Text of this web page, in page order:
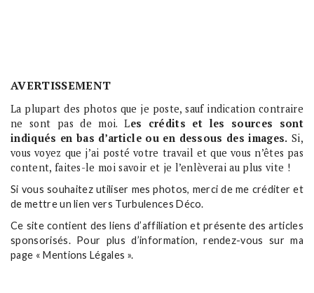
AVERTISSEMENT
La plupart des photos que je poste, sauf indication contraire
ne sont pas de moi. Les crédits et les sources sont
indiqués en bas d’article ou en dessous des images. Si,
vous voyez que j’ai posté votre travail et que vous n’êtes pas
content, faites-le moi savoir et je l’enlèverai au plus vite !
Si vous souhaitez utiliser mes photos, merci de me créditer et
de mettre un lien vers Turbulences Déco.
Ce site contient des liens d’affiliation et présente des articles
sponsorisés. Pour plus d’information, rendez-vous sur ma
page « Mentions Légales ».